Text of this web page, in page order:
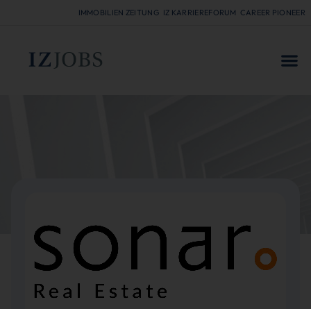
IMMOBILIEN ZEITUNG IZ KARRIEREFORUM CAREER PIONEER